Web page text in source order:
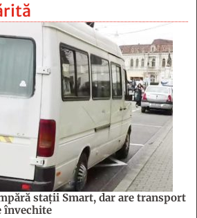
staţii Smart, dar are transport
învechite